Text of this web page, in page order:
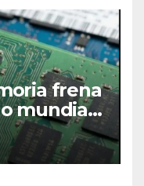
frena
mundial